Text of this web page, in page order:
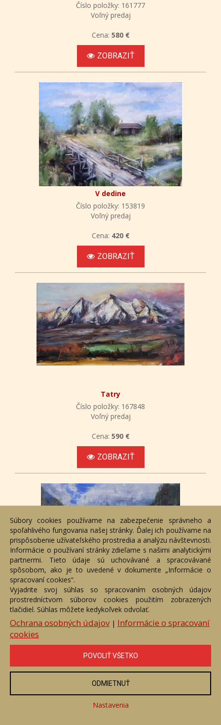
Číslo položky: 161777
Voľný predaj
Cena: 580 €
ZOBRAZIŤ
V dedine
Číslo položky: 153819
Voľný predaj
Cena: 420 €
ZOBRAZIŤ
Tatry
Číslo položky: 167848
Voľný predaj
Cena: 590 €
ZOBRAZIŤ
Tatry
Číslo položky: 156105
Voľný predaj
ZOBRAZIŤ
Súbory cookies používame na zabezpečenie správneho a
spoľahlivého fungovania našej stránky. Ďalej ich používame na
prispôsobenie užívateľského prostredia a analýzu návštevnosti.
Informácie o používaní stránky zdieľame s našimi analytickými
partnermi. Tieto údaje sú uchovávané a spracovávané
spôsobom, ako je to uvedené v dokumente „Informácie o
spracovaní cookies“.
Vyjadrite svoj súhlas so spracovaním osobných údajov
prostredníctvom súborov cookies použitím zobrazených
tlačidiel. Súhlas môžete kedykoľvek odvolať.
Ochrana osobných údajov| Informácie o spracovaní
cookies
POVOLIŤ VŠETKO
ODMIETNUŤ
Nastavenia